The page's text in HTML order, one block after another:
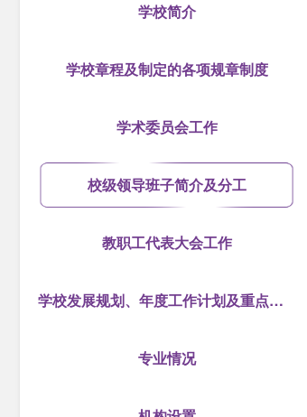
学校简介
学校章程及制定的各项规章制度
学术委员会工作
校级领导班子简介及分工
教职工代表大会工作
学校发展规划、年度工作计划及重点工作安排
专业情况